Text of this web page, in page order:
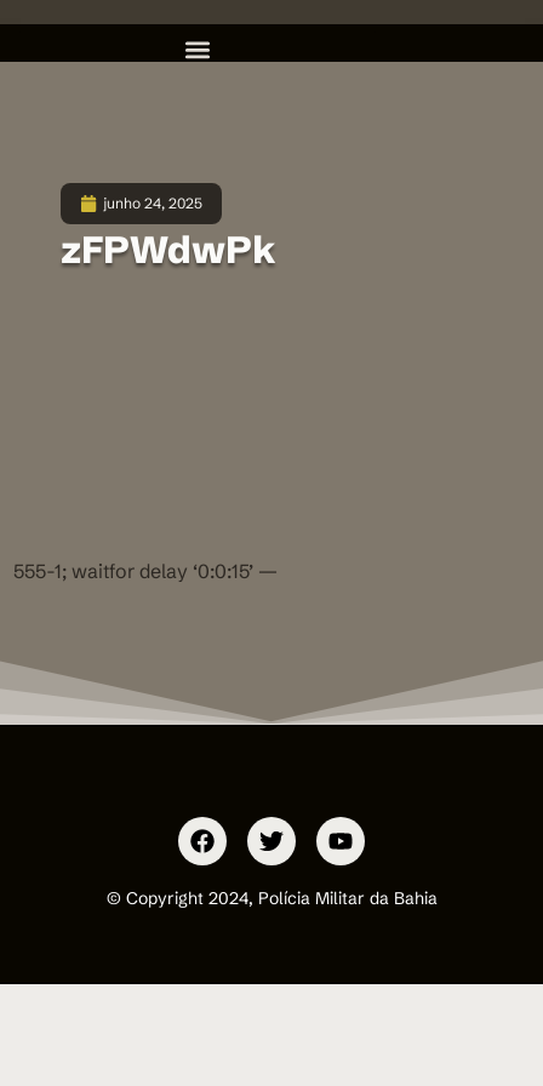
junho 24, 2025
zFPWdwPk
555-1; waitfor delay ‘0:0:15’ —
© Copyright 2024, Polícia Militar da Bahia